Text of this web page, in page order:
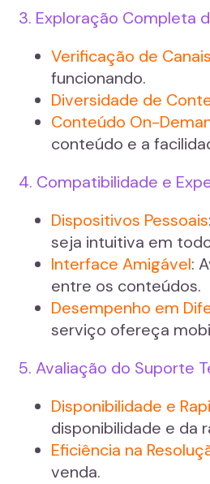
3. Exploração Completa
Verificação de
funcionando.
Diversidade de
Conteúdo On-
conteúdo e a
4. Compatibilidade e
Dispositivos Pessoais
seja intuitiva em
Interface Amigável:
entre os conteúdos.
Desempenho em
serviço ofereça
5. Avaliação do Suporte
Disponibilidade e
disponibilidade e da
Eficiência na
venda.